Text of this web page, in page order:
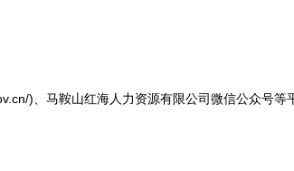
)、马鞍山红海人力资源有限公司微信公众号等